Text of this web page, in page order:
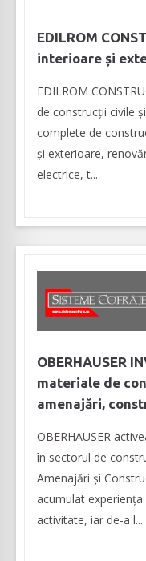
EDILROM
interioare și
EDILROM
de construcții civile
complete de
şi exterioare,
electrice, t...
OBERHAUSER
materiale de
amenajări,
OBERHAUSER
în sectorul de
Amenajări și
acumulat
activitate, iar de-a l...